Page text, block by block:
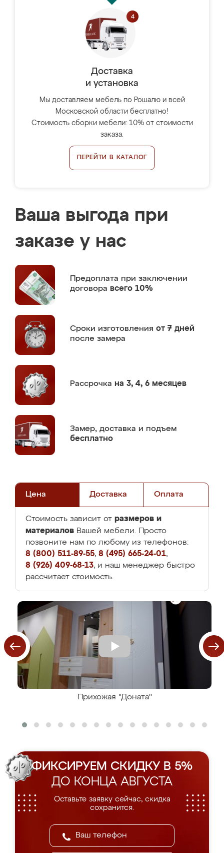
Доставка
и установка
Мы доставляем мебель по Рошалю и всей
Московской области бесплатно!
Стоимость сборки мебели: 10% от стоимости
заказа.
ПЕРЕЙТИ В КАТАЛОГ
Ваша выгода при
заказе у нас
Предоплата при заключении
договора всего 10%
Сроки изготовления от 7 дней
после замера
Рассрочка на 3, 4, 6 месяцев
Замер, доставка и подъем
бесплатно
Цена Доставка Оплата
Стоимость зависит от размеров и
материалов Вашей мебели. Просто
позвоните нам по любому из телефонов:
8 (800) 511-89-55, 8 (495) 665-24-01,
8 (926) 409-68-13, и наш менеджер быстро
рассчитает стоимость.
Прихожая "Доната"
ФИКСИРУЕМ СКИДКУ В 5%
ДО КОНЦА АВГУСТА
Оставьте заявку сейчас, скидка
сохранится.